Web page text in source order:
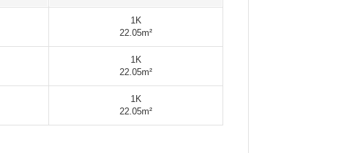
1K
22.05m²
1K
22.05m²
1K
22.05m²